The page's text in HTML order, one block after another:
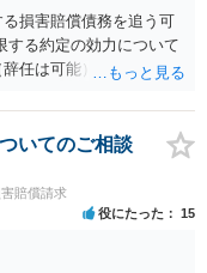
損害賠償債務を追う可
する約定の効力について
任は可能）と考える説
し，いずれの説をとった
任したときは，「やむを
しなければならなくなり
典型ですが，程度によ
認めてくれるのであれ
っての株主）の承諾は
は，取締役辞任の登記
いてのご相談
賠償請求
役にたった 15